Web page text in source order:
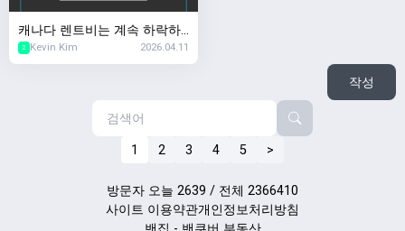
캐나다 렌트비는 계속 하락하
는데 왜 더 빠듯할까?
2 Kevin Kim 2026.04.11
작성
1 2 3 4 5 >
방문자 오늘 2639 / 전체 2366410
사이트 이용약관개인정보처리방침